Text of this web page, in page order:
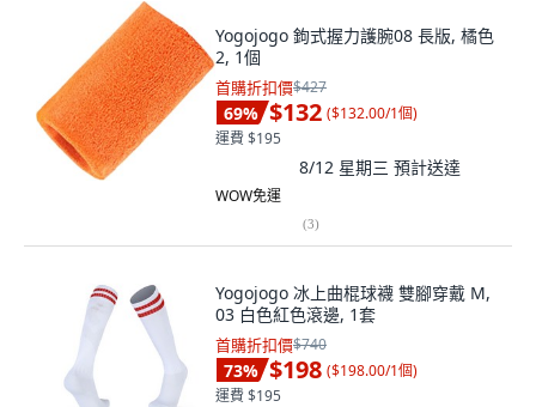
Yogojogo 鉤式握力護腕08 長版, 橘色
2, 1個
首購折扣價$427
69% $132 ($132.00/1個)
運費 $195
8/12 星期三 預計送達
WOW免運
(3)
Yogojogo 冰上曲棍球襪 雙腳穿戴 M,
03 白色紅色滾邊, 1套
首購折扣價$740
73% $198 ($198.00/1個)
運費 $195